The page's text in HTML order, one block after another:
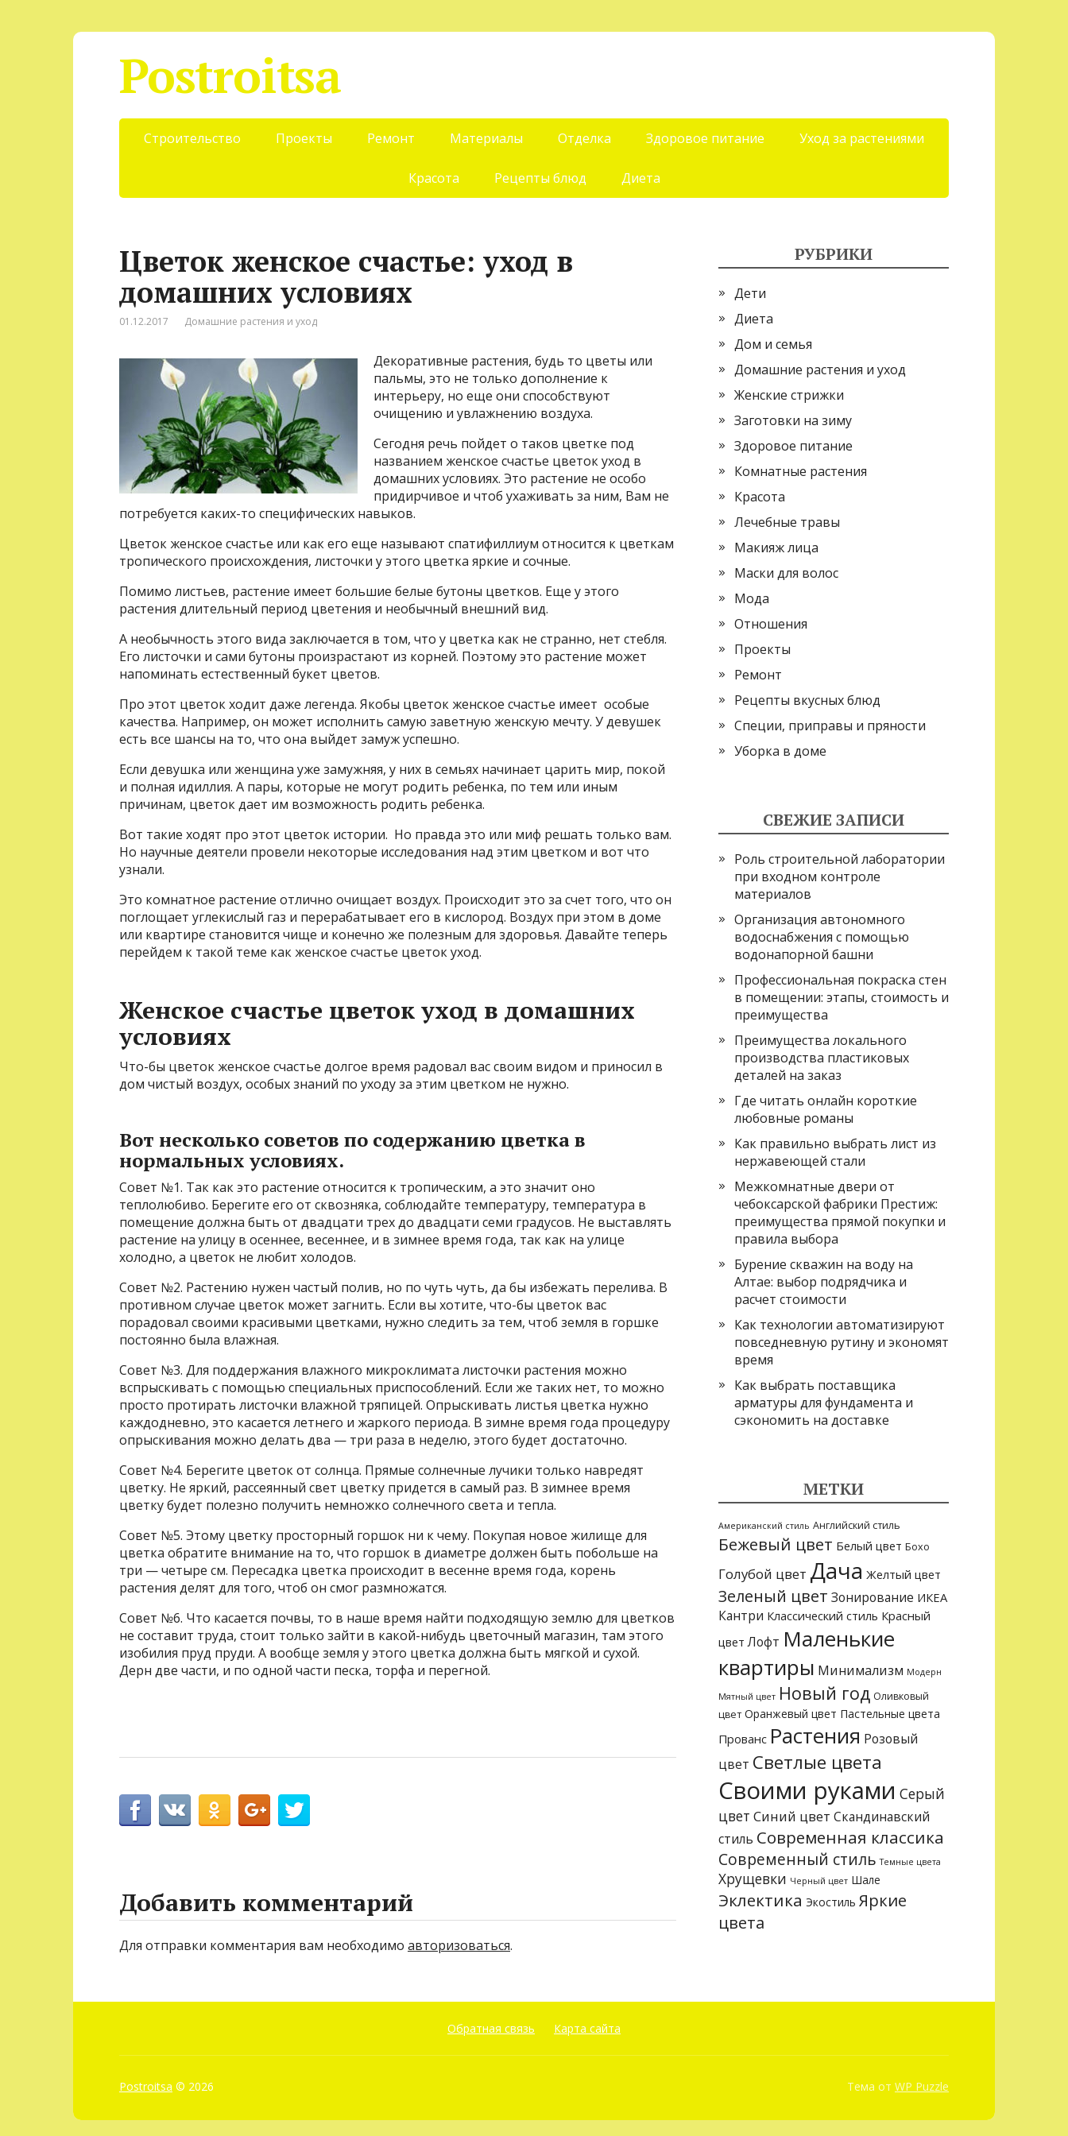
Postroitsa
Строительство Проекты Ремонт Материалы Отделка Здоровое питание Уход за растениями
Красота Рецепты блюд Диета
Цветок женское счастье: уход в
домашних условиях
01.12.2017 Домашние растения и уход
Декоративные растения, будь то цветы или
пальмы, это не только дополнение к
интерьеру, но еще они способствуют
очищению и увлажнению воздуха.
Сегодня речь пойдет о таков цветке под
названием женское счастье цветок уход в
домашних условиях. Это растение не особо
придирчивое и чтоб ухаживать за ним, Вам не
потребуется каких-то специфических навыков.
Цветок женское счастье или как его еще называют спатифиллиум относится к цветкам
тропического происхождения, листочки у этого цветка яркие и сочные.
Помимо листьев, растение имеет большие белые бутоны цветков. Еще у этого
растения длительный период цветения и необычный внешний вид.
А необычность этого вида заключается в том, что у цветка как не странно, нет стебля.
Его листочки и сами бутоны произрастают из корней. Поэтому это растение может
напоминать естественный букет цветов.
Про этот цветок ходит даже легенда. Якобы цветок женское счастье имеет особые
качества. Например, он может исполнить самую заветную женскую мечту. У девушек
есть все шансы на то, что она выйдет замуж успешно.
Если девушка или женщина уже замужняя, у них в семьях начинает царить мир, покой
и полная идиллия. А пары, которые не могут родить ребенка, по тем или иным
причинам, цветок дает им возможность родить ребенка.
Вот такие ходят про этот цветок истории. Но правда это или миф решать только вам.
Но научные деятели провели некоторые исследования над этим цветком и вот что
узнали.
Это комнатное растение отлично очищает воздух. Происходит это за счет того, что он
поглощает углекислый газ и перерабатывает его в кислород. Воздух при этом в доме
или квартире становится чище и конечно же полезным для здоровья. Давайте теперь
перейдем к такой теме как женское счастье цветок уход.
Женское счастье цветок уход в домашних
условиях
Что-бы цветок женское счастье долгое время радовал вас своим видом и приносил в
дом чистый воздух, особых знаний по уходу за этим цветком не нужно.
Вот несколько советов по содержанию цветка в
нормальных условиях.
Совет №1. Так как это растение относится к тропическим, а это значит оно
теплолюбиво. Берегите его от сквозняка, соблюдайте температуру, температура в
помещение должна быть от двадцати трех до двадцати семи градусов. Не выставлять
растение на улицу в осеннее, весеннее, и в зимнее время года, так как на улице
холодно, а цветок не любит холодов.
Совет №2. Растению нужен частый полив, но по чуть чуть, да бы избежать перелива. В
противном случае цветок может загнить. Если вы хотите, что-бы цветок вас
порадовал своими красивыми цветками, нужно следить за тем, чтоб земля в горшке
постоянно была влажная.
Совет №3. Для поддержания влажного микроклимата листочки растения можно
вспрыскивать с помощью специальных приспособлений. Если же таких нет, то можно
просто протирать листочки влажной тряпицей. Опрыскивать листья цветка нужно
каждодневно, это касается летнего и жаркого периода. В зимне время года процедуру
опрыскивания можно делать два — три раза в неделю, этого будет достаточно.
Совет №4. Берегите цветок от солнца. Прямые солнечные лучики только навредят
цветку. Не яркий, рассеянный свет цветку придется в самый раз. В зимнее время
цветку будет полезно получить немножко солнечного света и тепла.
Совет №5. Этому цветку просторный горшок ни к чему. Покупая новое жилище для
цветка обратите внимание на то, что горшок в диаметре должен быть побольше на
три — четыре см. Пересадка цветка происходит в весенне время года, корень
растения делят для того, чтоб он смог размножатся.
Совет №6. Что касается почвы, то в наше время найти подходящую землю для цветков
не составит труда, стоит только зайти в какой-нибудь цветочный магазин, там этого
изобилия пруд пруди. А вообще земля у этого цветка должна быть мягкой и сухой.
Дерн две части, и по одной части песка, торфа и перегной.
Добавить комментарий
Для отправки комментария вам необходимо авторизоваться.
РУБРИКИ
Дети
Диета
Дом и семья
Домашние растения и уход
Женские стрижки
Заготовки на зиму
Здоровое питание
Комнатные растения
Красота
Лечебные травы
Макияж лица
Маски для волос
Мода
Отношения
Проекты
Ремонт
Рецепты вкусных блюд
Специи, приправы и пряности
Уборка в доме
СВЕЖИЕ ЗАПИСИ
Роль строительной лаборатории
при входном контроле
материалов
Организация автономного
водоснабжения с помощью
водонапорной башни
Профессиональная покраска стен
в помещении: этапы, стоимость и
преимущества
Преимущества локального
производства пластиковых
деталей на заказ
Где читать онлайн короткие
любовные романы
Как правильно выбрать лист из
нержавеющей стали
Межкомнатные двери от
чебоксарской фабрики Престиж:
преимущества прямой покупки и
правила выбора
Бурение скважин на воду на
Алтае: выбор подрядчика и
расчет стоимости
Как технологии автоматизируют
повседневную рутину и экономят
время
Как выбрать поставщика
арматуры для фундамента и
сэкономить на доставке
МЕТКИ
Американский стиль Английский стиль
Бежевый цвет Белый цвет Бохо
Голубой цвет Дача Желтый цвет
Зеленый цвет Зонирование ИКЕА
Кантри Классический стиль Красный
цвет Лофт Маленькие
квартиры Минимализм Модерн
Мятный цвет Новый год Оливковый
цвет Оранжевый цвет Пастельные цвета
Прованс Растения Розовый
цвет Светлые цвета
Своими руками Серый
цвет Синий цвет Скандинавский
стиль Современная классика
Современный стиль Темные цвета
Хрущевки Черный цвет Шале
Эклектика Экостиль Яркие
цвета
Обратная связь Карта сайта
Postroitsa © 2026 Тема от WP Puzzle